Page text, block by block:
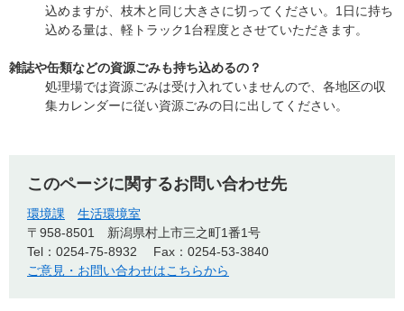
込めますが、枝木と同じ大きさに切ってください。1日に持ち
込める量は、軽トラック1台程度とさせていただきます。
雑誌や缶類などの資源ごみも持ち込めるの？
処理場では資源ごみは受け入れていませんので、各地区の収
集カレンダーに従い資源ごみの日に出してください。
このページに関するお問い合わせ先
環境課
生活環境室
〒958-8501
新潟県村上市三之町1番1号
Tel：0254-75-8932
Fax：0254-53-3840
ご意見・お問い合わせはこちらから